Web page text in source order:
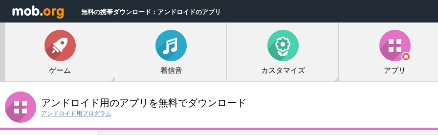
無料の携帯ダウンロード：アンドロイドのアプリ
ゲーム 着信音 カスタマイズ アプリ
アンドロイド用のアプリを無料でダウンロード
アンドロイド用プログラム